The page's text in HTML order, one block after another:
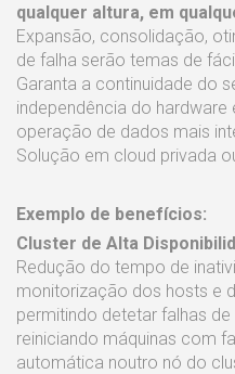
qualquer altura, em
Expansão, consolidação,
de falha serão temas de
Garanta a continuidade do
independência do
operação de dados mais
Solução em cloud privada
Exemplo de benefícios:
Cluster de Alta
Redução do tempo de
monitorização dos hosts e
permitindo detetar falhas
reiniciando máquinas com
automática noutro nó do